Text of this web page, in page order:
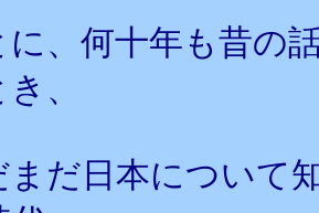
、何十年も昔の
、
まだ日本について